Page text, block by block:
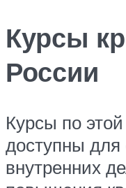
Курсы
России
Курсы по
доступны для
внутренних